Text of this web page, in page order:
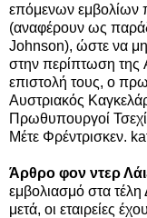
επόμενων εμβολίων
(αναφέρουν ως
Johnson), ώστε να
στην περίπτωση της
επιστολή τους, ο
Αυστριακός
Πρωθυπουργοί
Μέτε Φρέντρισκεν.
Άρθρο φον ντερ
εμβολιασμό στα
μετά, οι εταιρείες